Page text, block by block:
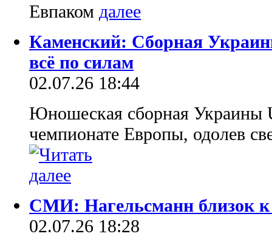
Евпаком
Каменский: Сборная
всё по силам
02.07.26 18:44
Юношеская сборная Украины
чемпионате Европы, одолев
СМИ: Нагельсманн близок к
02.07.26 18:28